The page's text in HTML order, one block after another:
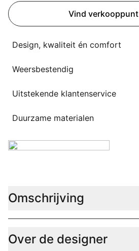
Overig
Deals
Flagship stores
Werken bij
Vind verkooppunt
Design, kwaliteit én comfort
Weersbestendig
Uitstekende klantenservice
Duurzame materialen
Omschrijving
Over de designer